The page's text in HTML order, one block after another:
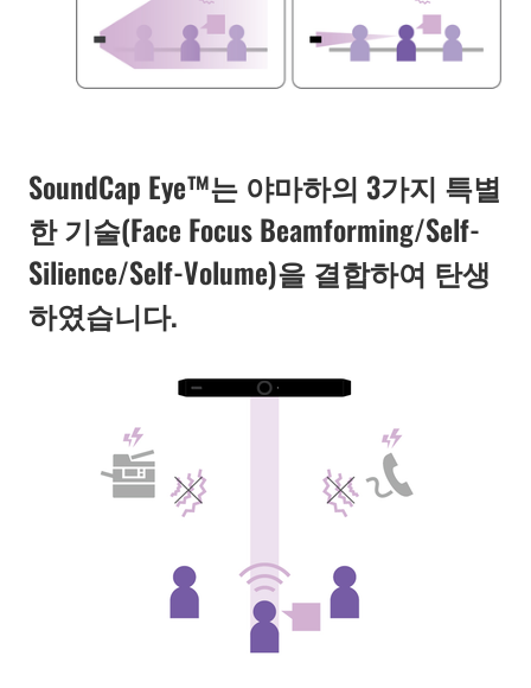
SoundCap Eye™는 야마하의 3가지 특별
한 기술(Face Focus Beamforming/Self-
Silience/Self-Volume)을 결합하여 탄생
하였습니다.